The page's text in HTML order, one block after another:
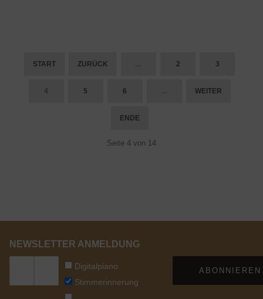
START ZURÜCK 2 3
4 5 6 WEITER
ENDE
Seite 4 von 14
NEWSLETTER ANMELDUNG
Digitalpiano
Stimmerinnerung
ABONNIEREN